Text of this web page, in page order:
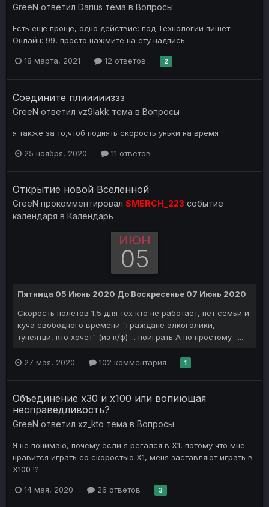
GreeN ответил Darius тема в Вопросы
Есть еще проще, одно действие: под Технологии пишет
Онлайн: 99, просто нажмите на ету надпись
18 марта, 2021 12 ответов 2
Соедините плиииииззз
GreeN ответил vz9lakk тема в Вопросы
я также за то,чтоб поднять скорость уньки на время
25 ноября, 2020 11 ответов
Открытие новой Вселенной
GreeN прокомментировал SMERCH_223 событие
календаря в Календарь
ИЮН
05
Пятница 05 Июнь 2020 До Воскресенье 07 Июнь 2020
Скорость полетов 1,5 для тех кто не работает, нет семьи и
куча свободного времени "граждане алкоголики,
тунеятци, кто хочет" (из к/ф) ... поиграть А по простому -...
27 мая, 2020 102 комментария 1
Объединение х30 и х100 или вопиющая
несправедливость?
GreeN ответил xz_kto тема в Вопросы
Я не понимаю, почему если я регался в Х1, потому что мне
нравится играть со скоростью Х1, меня заставляют играть в
Х100 !?
14 мая, 2020 26 ответов 3